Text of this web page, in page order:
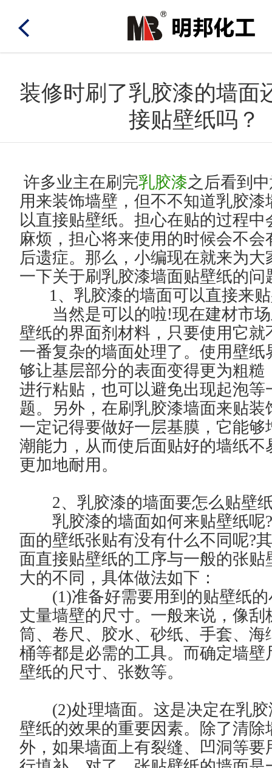
网
走
邦
走
进
明
邦
宣
传
视
频
新
品
推
荐
加
盟
代
理
产
品
中
心
汽
车
漆
家
具
漆
木
器
漆
墙
面
漆
工
业
漆
橱
柜
漆
在
线
动
色
系
统
漆
百
科
牌
资
讯
场
活
动
见
问
题
系
方
式
装修时刷了乳胶漆的墙面
接贴壁纸吗？
许多业主在刷完乳胶漆之后看到
用来装饰墙壁，但不不知道乳胶漆
以直接贴壁纸。担心在贴的过程中
麻烦，担心将来使用的时候会不会
后遗症。那么，小编现在就来为大
一下关于刷乳胶漆墙面贴壁纸的问
1、乳胶漆的墙面可以直接来贴
当然是可以的啦!现在建材市场
壁纸的界面剂材料，只要使用它就
一番复杂的墙面处理了。使用壁纸
够让基层部分的表面变得更为粗糙
进行粘贴，也可以避免出现起泡等
题。另外，在刷乳胶漆墙面来贴装
一定记得要做好一层基膜，它能够
潮能力，从而使后面贴好的墙纸不
更加地耐用。
2、乳胶漆的墙面要怎么贴壁
乳胶漆的墙面如何来贴壁纸呢?
面的壁纸张贴有没有什么不同呢?
面直接贴壁纸的工序与一般的张贴
大的不同，具体做法如下：
(1)准备好需要用到的贴壁纸的
丈量墙壁的尺寸。一般来说，像刮
筒、卷尺、胶水、砂纸、手套、海
桶等都是必需的工具。而确定墙壁
壁纸的尺寸、张数等。
(2)处理墙面。这是决定在乳胶
壁纸的效果的重要因素。除了清除
外，如果墙面上有裂缝、凹洞等要